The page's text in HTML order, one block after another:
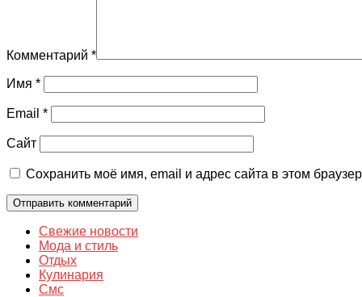
Комментарий *
Имя *
Email *
Сайт
Сохранить моё имя, email и адрес сайта в этом
Свежие новости
Мода и стиль
Отдых
Кулинария
Смс